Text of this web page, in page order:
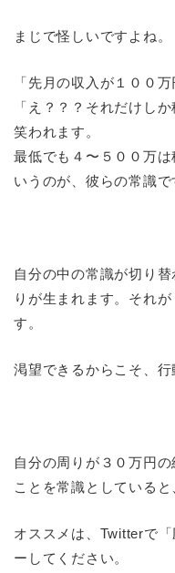
まじで怪しいですよね。
「先月の収入が１００
「え？？？それだけし
笑われます。
最低でも４〜５００万
いうのが、彼らの常識で
自分の中の常識が切り
りが生まれます。それ
す。
渇望できるからこそ、行
自分の周りが３０万円
ことを常識としていると
オススメは、Twitterで
ーしてください。